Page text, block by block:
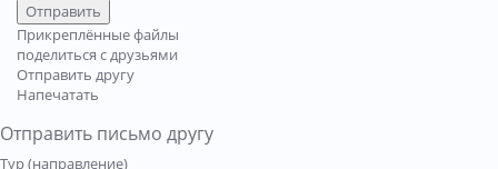
Отправить
Прикреплённые файлы
поделиться с друзьями
Отправить другу
Напечатать
Отправить письмо другу
Тур (направление)